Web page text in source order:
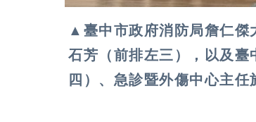
▲臺中市政府消防局詹仁傑
石芳（前排左三），以及
四）、急診暨外傷中心主